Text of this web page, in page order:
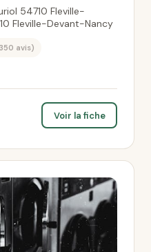
54710 Fleville-
Fleville-Devant-Nancy
avis)
Voir la fiche